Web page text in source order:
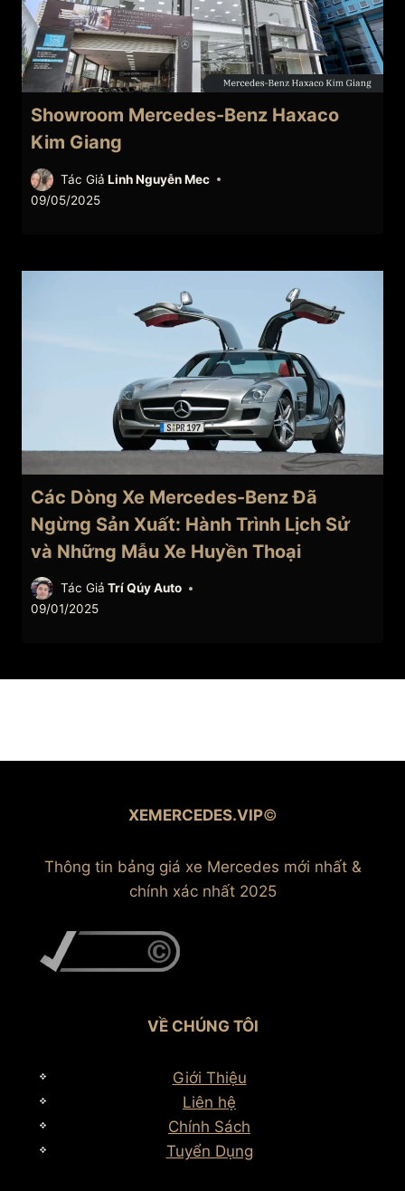
Showroom Mercedes-Benz Haxaco
Kim Giang
Tác Giả Linh Nguyễn Mec
09/05/2025
Các Dòng Xe Mercedes-Benz Đã
Ngừng Sản Xuất: Hành Trình Lịch Sử
và Những Mẫu Xe Huyền Thoại
Tác Giả Trí Qúy Auto
09/01/2025
XEMERCEDES.VIP©
Thông tin bảng giá xe Mercedes mới nhất &
chính xác nhất 2025
VỀ CHÚNG TÔI
Giới Thiệu
Liên hệ
Chính Sách
Tuyển Dụng